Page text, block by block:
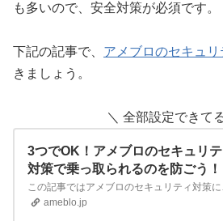
も多いので、安全対策が必須です。
下記の記事で、 アメブロのセキュリ
きましょう。
＼ 全部設定できて
3つでOK！アメブロのセキュリテ
対策で乗っ取られるのを防ごう！
この記
ameblo.jp